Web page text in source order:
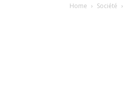
Home Société